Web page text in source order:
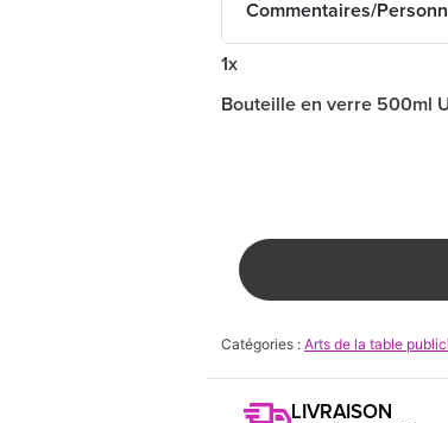
Commentaires/
1x
Bouteille en verre 500ml
Catégories : Arts de la table
LIVRAISON